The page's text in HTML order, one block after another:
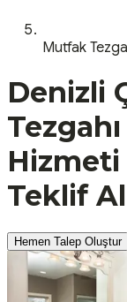
Mutfak
Denizli
Teklif Al
Hemen Talep Oluştur